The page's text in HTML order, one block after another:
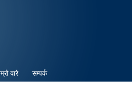
वारे सम्पर्क